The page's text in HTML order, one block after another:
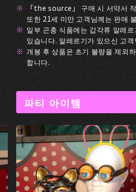
「the source」 구매 시 서약서
또한 21세 미만 고객님께는 판매
일부 곤충 식품에는 갑각류 알레
있습니다. 알레르기가 있으신 고
개봉 후 상품은 초기 불량을 제외
합니다.
파티 아이템